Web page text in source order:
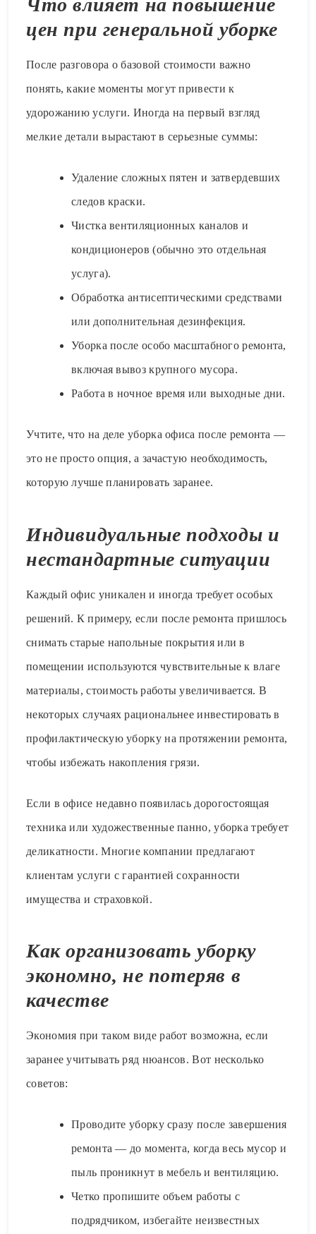
Что влияет на повышение
цен при генеральной уборке
После разговора о базовой стоимости важно
понять, какие моменты могут привести к
удорожанию услуги. Иногда на первый взгляд
мелкие детали вырастают в серьезные суммы:
Удаление сложных пятен и затвердевших
следов краски.
Чистка вентиляционных каналов и
кондиционеров (обычно это отдельная
услуга).
Обработка антисептическими средствами
или дополнительная дезинфекция.
Уборка после особо масштабного ремонта,
включая вывоз крупного мусора.
Работа в ночное время или выходные дни.
Учтите, что на деле уборка офиса после ремонта —
это не просто опция, а зачастую необходимость,
которую лучше планировать заранее.
Индивидуальные подходы и
нестандартные ситуации
Каждый офис уникален и иногда требует особых
решений. К примеру, если после ремонта пришлось
снимать старыe напольные покрытия или в
помещении используются чувствительные к влаге
материалы, стоимость работы увеличивается. В
некоторых случаях рациональнее инвестировать в
профилактическую уборку на протяжении ремонта,
чтобы избежать накопления грязи.
Если в офисе недавно появилась дорогостоящая
техника или художественные панно, уборка требует
деликатности. Многие компании предлагают
клиентам услуги с гарантией сохранности
имущества и страховкой.
Как организовать уборку
экономно, не потеряв в
качестве
Экономия при таком виде работ возможна, если
заранее учитывать ряд нюансов. Вот несколько
советов:
Проводите уборку сразу после завершения
ремонта — до момента, когда весь мусор и
пыль проникнут в мебель и вентиляцию.
Четко пропишите объем работы с
подрядчиком, избегайте неизвестных